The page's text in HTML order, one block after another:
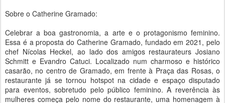
Sobre o Catherine Gramado:
Celebrar a boa gastronomia, a arte e o protagonismo feminino.
Essa é a proposta do Catherine Gramado, fundado em 2021, pelo
chef Nícolas Heckel, ao lado dos amigos restaurateurs Josiano
Schmitt e Evandro Catuci. Localizado num charmoso e histórico
casarão, no centro de Gramado, em frente à Praça das Rosas, o
restaurante já se tornou hotspot na cidade e espaço disputado
para eventos, sobretudo pelo público feminino. A reverência às
mulheres começa pelo nome do restaurante, uma homenagem à